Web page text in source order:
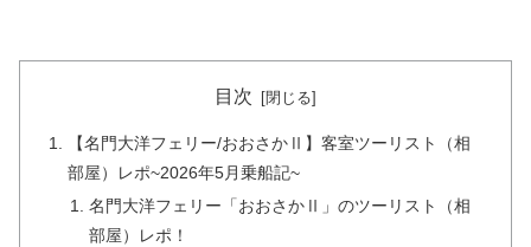
目次
【名門大洋フェリー/おおさかⅡ】客室ツーリスト（相
部屋）レポ~2026年5月乗船記~
名門大洋フェリー「おおさかⅡ」のツーリスト（相
部屋）レポ！